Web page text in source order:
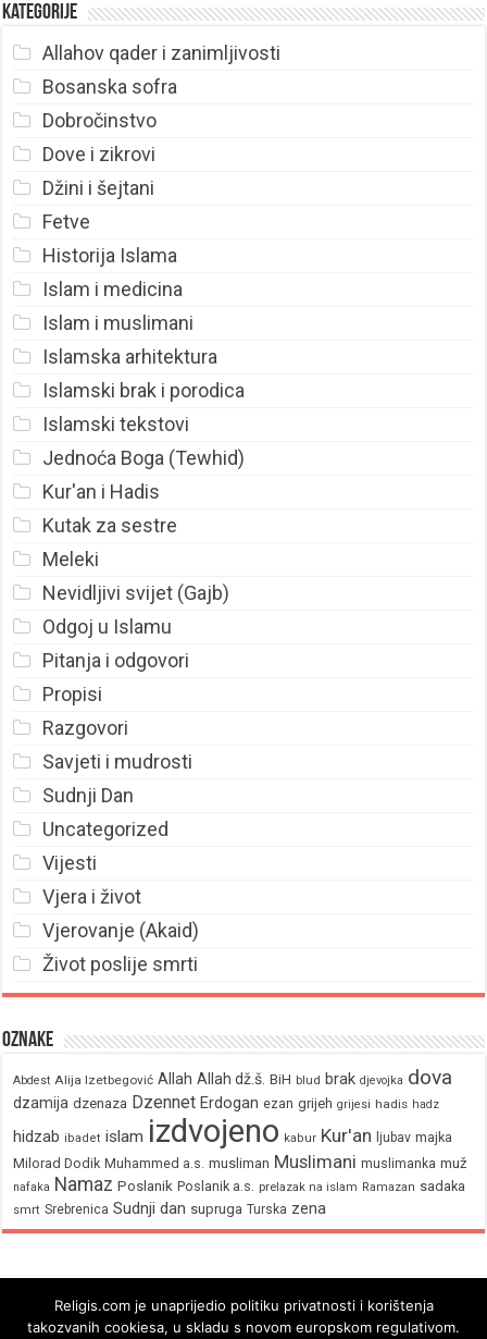
Kategorije
Allahov qader i zanimljivosti
Bosanska sofra
Dobročinstvo
Dove i zikrovi
Džini i šejtani
Fetve
Historija Islama
Islam i medicina
Islam i muslimani
Islamska arhitektura
Islamski brak i porodica
Islamski tekstovi
Jednoća Boga (Tewhid)
Kur'an i Hadis
Kutak za sestre
Meleki
Nevidljivi svijet (Gajb)
Odgoj u Islamu
Pitanja i odgovori
Propisi
Razgovori
Savjeti i mudrosti
Sudnji Dan
Uncategorized
Vijesti
Vjera i život
Vjerovanje (Akaid)
Život poslije smrti
Oznake
Abdest Alija Izetbegović Allah Allah dž.š. BiH blud brak djevojka dova
dzamija dzenaza Dzennet Erdogan ezan grijeh grijesi hadis hadz
hidzab ibadet islam izdvojeno kabur Kur'an ljubav majka
Milorad Dodik Muhammed a.s. musliman Muslimani muslimanka muž
nafaka Namaz Poslanik Poslanik a.s. prelazak na islam Ramazan sadaka
smrt Srebrenica Sudnji dan supruga Turska zena
Religis.com je unaprijedio politiku privatnosti i korištenja
takozvanih cookiesa, u skladu s novom europskom regulativom.